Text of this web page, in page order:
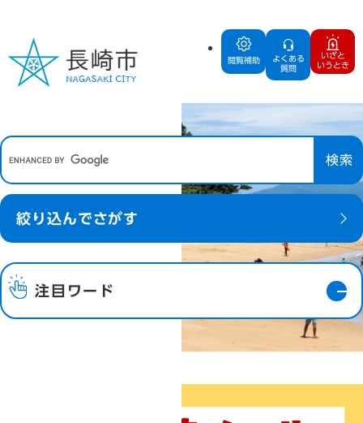
す
。
し
て
本
文
閲覧補助
よくある
質問
いざと
いうとき
G
o
g
e
カ
ス
タ
ム
絞り込んでさがす
注目ワード
ごみの分別 季節の花 公園 あじさい